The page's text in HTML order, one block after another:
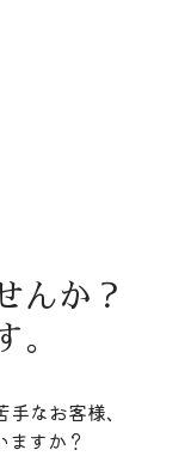
んか？
。
なお客様、
すか？